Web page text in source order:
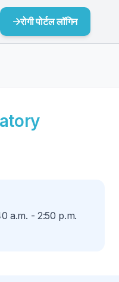
रोगी पोर्टल लॉगिन
a.m. - 2:50 p.m.